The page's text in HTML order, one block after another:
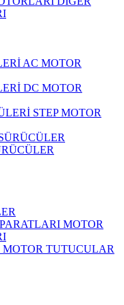
AC MOTOR
DC MOTOR
STEP MOTOR
MOTOR
MOTOR TUTUCULAR